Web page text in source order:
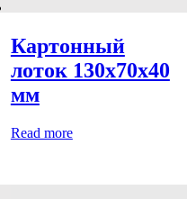
Картонный
лоток 130х70х40
мм
Read more